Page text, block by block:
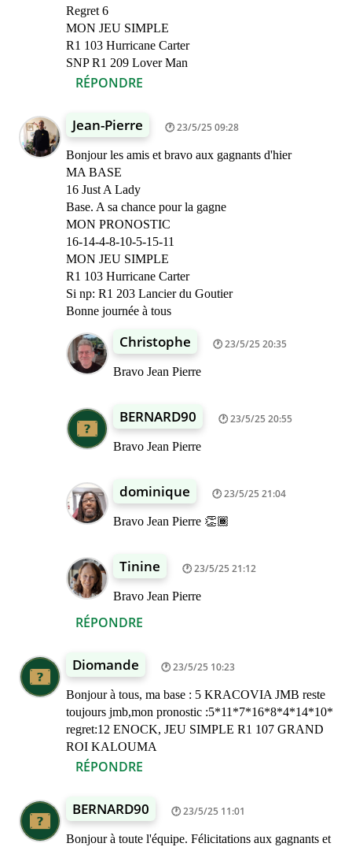
Regret 6
MON JEU SIMPLE
R1 103 Hurricane Carter
SNP R1 209 Lover Man
RÉPONDRE
Jean-Pierre 23/5/25 09:28
Bonjour les amis et bravo aux gagnants d'hier
MA BASE
16 Just A Lady
Base. A sa chance pour la gagne
MON PRONOSTIC
16-14-4-8-10-5-15-11
MON JEU SIMPLE
R1 103 Hurricane Carter
Si np: R1 203 Lancier du Goutier
Bonne journée à tous
RÉPONDRE
Christophe 23/5/25 20:35
Bravo Jean Pierre
BERNARD90 23/5/25 20:55
Bravo Jean Pierre
dominique 23/5/25 21:04
Bravo Jean Pierre 👏🏾
Tinine 23/5/25 21:12
Bravo Jean Pierre
Diomande 23/5/25 10:23
Bonjour à tous, ma base : 5 KRACOVIA JMB reste
toujours jmb,mon pronostic :5*11*7*16*8*4*14*10*
regret:12 ENOCK, JEU SIMPLE R1 107 GRAND
ROI KALOUMA
RÉPONDRE
BERNARD90 23/5/25 11:01
Bonjour à toute l'équipe. Félicitations aux gagnants et